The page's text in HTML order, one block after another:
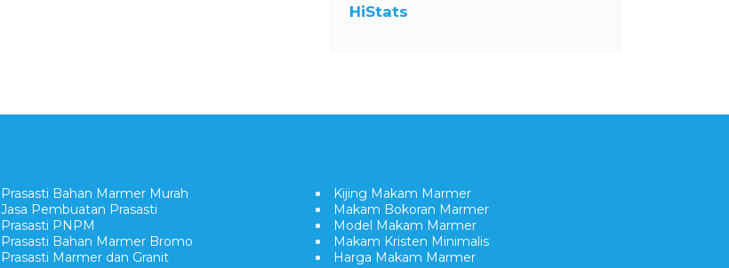
HiStats
Prasasti Bahan Marmer Murah
Jasa Pembuatan Prasasti
Prasasti PNPM
Prasasti Bahan Marmer Bromo
Prasasti Marmer dan Granit
Kijing Makam Marmer
Makam Bokoran Marmer
Model Makam Marmer
Makam Kristen Minimalis
Harga Makam Marmer